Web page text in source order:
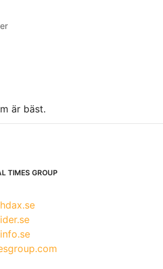
är bäst.
TIMES GROUP